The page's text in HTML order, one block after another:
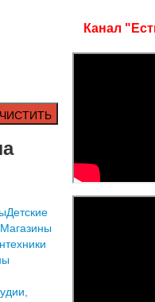
Детские
Магазины
Канал